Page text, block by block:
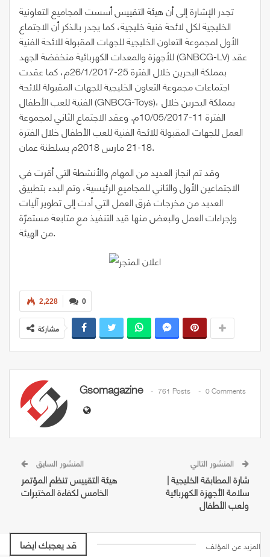
تجدر الإشارة إلى أن هيئة التقييس أسست المجاميع التعاونية
الخليجية لكل لائحة فنية خليجية، كما يجدر بالذكر أن الاجتماع
الأول لمجموعة التعاون الخليجية للجهات المقبولة للائحة الفنية
للأجهزة والمعدات الكهربائية منخفضة الجهد (GNBCG-LV) عقد
بمملكة البحرين خلال الفترة 25-26/1/2017م، كما عقدت
اجتماعات مجموعة التعاون الخليجية للجهات المقبولة للائحة
الفنية للعب الأطفال (GNBCG-Toys)، بمملكة البحرين خلال
الفترة 11-10/05/2017م. وعقد الاجتماع الثاني لمجموعة
العمل للجهات المقبولة للائحة الفنية للعب الأطفال خلال الفترة
18-21 مارس 2018م بسلطنة عمان.
وقد تم انجاز العديد من المهام والأنشطة التي أقرت في
الاجتماعين الأول والثاني للمجاميع الرئيسية، وتم البدء بتطبيق
العديد من مخرجات فرق العمل التي أدت إلى تطوير آليات
وإجراءات العمل والبعض منها قيد التنفيذ مع متابعة مستمرّة
من الهيئة.
0
2,228
مشاركة
Gsomagazine 761 Posts 0 Comments
المنشور السابق
هيئة التقييس تنظم المؤتمر
الخامس لكفاءة المختبرات
شارة المطابقة الخليجية |
سلامة الأجهزة الكهربائية
ولعب الأطفال
قد يعجبك ايضا المزيد عن المؤلف